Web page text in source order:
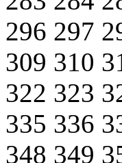
296 297
309 310
322 323
335 336
348 349